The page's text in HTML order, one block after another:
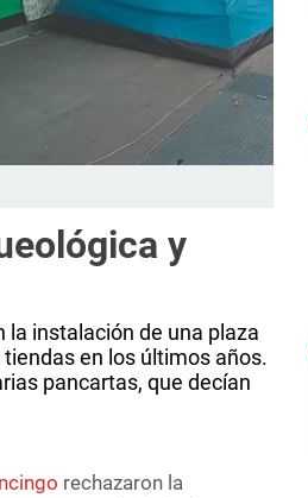
y
la instalación de una plaza
en los últimos años.
pancartas, que decían
rechazaron la